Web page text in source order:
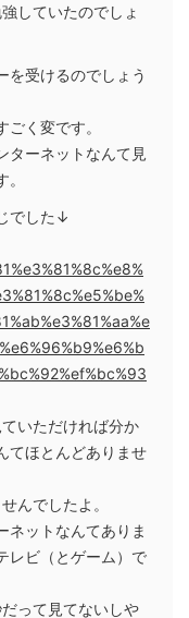
していたのでしょ
を受けるのでしょう
く変です。
ターネットなんて見
でした↓
いただければ分か
てほとんどありませ
んでしたよ。
ネットなんてありま
レビ（とゲーム）で
って見てないしや